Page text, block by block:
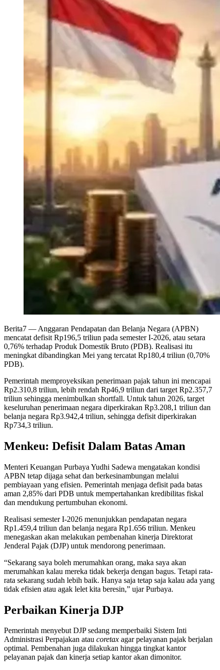
Berita7 — Anggaran Pendapatan dan Belanja Negara (APBN)
mencatat defisit Rp196,5 triliun pada semester I-2026, atau setara
0,76% terhadap Produk Domestik Bruto (PDB). Realisasi itu
meningkat dibandingkan Mei yang tercatat Rp180,4 triliun (0,70%
PDB).
Pemerintah memproyeksikan penerimaan pajak tahun ini mencapai
Rp2.310,8 triliun, lebih rendah Rp46,9 triliun dari target Rp2.357,7
triliun sehingga menimbulkan shortfall. Untuk tahun 2026, target
keseluruhan penerimaan negara diperkirakan Rp3.208,1 triliun dan
belanja negara Rp3.942,4 triliun, sehingga defisit diperkirakan
Rp734,3 triliun.
Menkeu: Defisit Dalam Batas Aman
Menteri Keuangan Purbaya Yudhi Sadewa mengatakan kondisi
APBN tetap dijaga sehat dan berkesinambungan melalui
pembiayaan yang efisien. Pemerintah menjaga defisit pada batas
aman 2,85% dari PDB untuk mempertahankan kredibilitas fiskal
dan mendukung pertumbuhan ekonomi.
Realisasi semester I-2026 menunjukkan pendapatan negara
Rp1.459,4 triliun dan belanja negara Rp1.656 triliun. Menkeu
menegaskan akan melakukan pembenahan kinerja Direktorat
Jenderal Pajak (DJP) untuk mendorong penerimaan.
“Sekarang saya boleh merumahkan orang, maka saya akan
merumahkan kalau mereka tidak bekerja dengan bagus. Tetapi rata-
rata sekarang sudah lebih baik. Hanya saja tetap saja kalau ada yang
tidak efisien atau agak lelet kita beresin,” ujar Purbaya.
Perbaikan Kinerja DJP
Pemerintah menyebut DJP sedang memperbaiki Sistem Inti
Administrasi Perpajakan atau coretax agar pelayanan pajak berjalan
optimal. Pembenahan juga dilakukan hingga tingkat kantor
pelayanan pajak dan kinerja setiap kantor akan dimonitor.